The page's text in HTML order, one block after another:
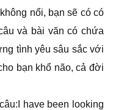
nổi, bạn sẽ có có
và bài văn có chứa
tình yêu sâu sắc với
bạn khổ não, cả đời
have been looking